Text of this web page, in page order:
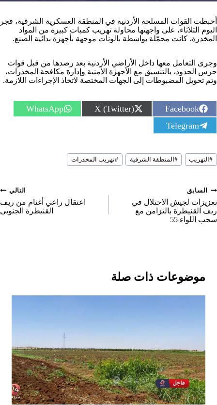
أحبطت القوات المسلحة الأردنية في المنطقة العسكرية الشرقية، فجر
اليوم الثلاثاء، على واجهتها محاولة تهريب كميات كبيرة من المواد
المخدرة، كانت محمّلة بواسطة بالونات موجهة بأجهزة بدائية الصنع.
وجرى التعامل معها داخل الأراضي الأردنية بعد رصدها من قبل قوات
حرس الحدود، بالتنسيق مع الأجهزة الأمنية وإدارة مكافحة المخدرات،
وتم تحويل المضبوطات إلى الجهات المختصة لاتخاذ الإجراءات اللازمة.
S
h
a
r
o
n
Facebook
S
h
o
n
X (Twitter)
S
h
WhatsApp
S
h
r
e
o
Telegram
وسوم
المقال:
#التهريب # المنطقة الشرقية #تهريب المخدرات
تصفّح
المقالات
السابق
تعزيزات لجيش الاحتلال في
ريف القنيطرة بالتزامن مع
سحب اللواء 55
التالي
اعتقال راعي أغنام من ريف
القنيطرة الجنوبي
موضوعات ذات صلة